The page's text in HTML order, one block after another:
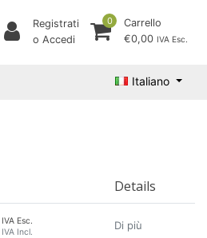
Registrati
o Accedi
0
Carrello
€0,00 IVA Esc.
Italiano
Details
IVA Esc.
IVA Incl.
Di più